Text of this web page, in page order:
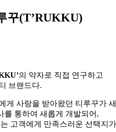
꾸(T’RUKKU)
의 약자로 직접 연구하고
브랜드다.
게 사랑을 받아왔던 티루꾸가
를 통하여 새롭게 개발되어,
고객에게 만족스러운 선택지